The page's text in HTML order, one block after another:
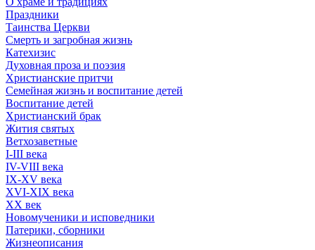
Праздники
Таинства Церкви
Смерть и загробная жизнь
Катехизис
Духовная проза и поэзия
Христианские притчи
Семейная жизнь и воспитание детей
Воспитание детей
Христианский брак
Жития святых
Ветхозаветные
I-III века
IV-VIII века
IX-XV века
XVI-XIX века
XX век
Новомученики и исповедники
Патерики, сборники
Жизнеописания